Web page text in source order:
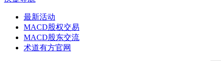
最新活动
MACD股权交易
MACD股东交流
术道有方官网